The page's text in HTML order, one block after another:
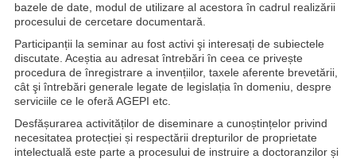
bazele de date, modul de utilizare al acestora în cadrul realizării
procesului de cercetare documentară.
Participanții la seminar au fost activi şi interesați de subiectele
discutate. Aceștia au adresat întrebări în ceea ce privește
procedura de înregistrare a invențiilor, taxele aferente brevetării,
cât şi întrebări generale legate de legislația în domeniu, despre
serviciile ce le oferă AGEPI etc.
Desfășurarea activităților de diseminare a cunoștințelor privind
necesitatea protecției și respectării drepturilor de proprietate
intelectuală este parte a procesului de instruire a doctoranzilor și